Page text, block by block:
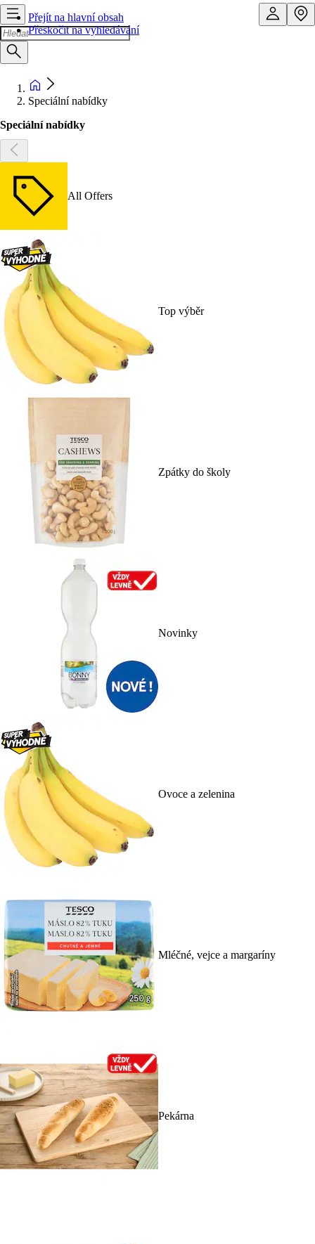
Přejít na hlavní obsah
Přeskočit na vyhledávání
Speciální nabídky
Speciální nabídky
All Offers
Top výběr
Zpátky do školy
Novinky
Ovoce a zelenina
Mléčné, vejce a margaríny
Pekárna